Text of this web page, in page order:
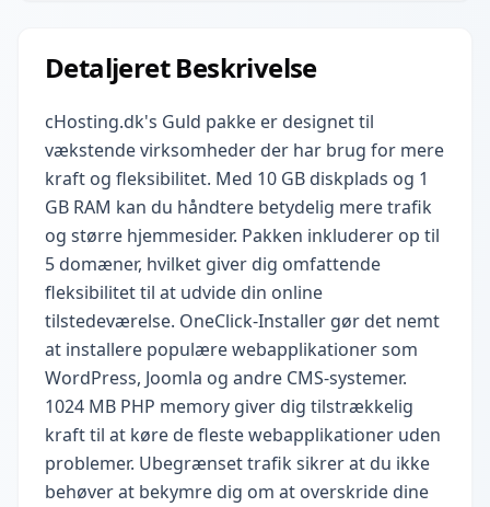
Detaljeret Beskrivelse
cHosting.dk's Guld pakke er designet til
vækstende virksomheder der har brug for mere
kraft og fleksibilitet. Med 10 GB diskplads og 1
GB RAM kan du håndtere betydelig mere trafik
og større hjemmesider. Pakken inkluderer op til
5 domæner, hvilket giver dig omfattende
fleksibilitet til at udvide din online
tilstedeværelse. OneClick-Installer gør det nemt
at installere populære webapplikationer som
WordPress, Joomla og andre CMS-systemer.
1024 MB PHP memory giver dig tilstrækkelig
kraft til at køre de fleste webapplikationer uden
problemer. Ubegrænset trafik sikrer at du ikke
behøver at bekymre dig om at overskride dine